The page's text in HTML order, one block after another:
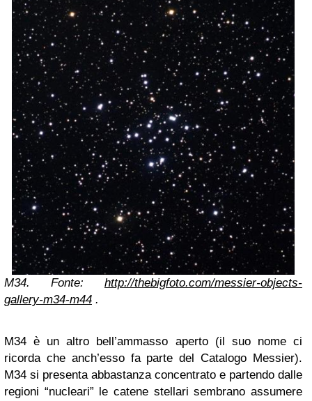
M34. Fonte: http://thebigfoto.com/messier-objects-
gallery-m34-m44 .
M34 è un altro bell’ammasso aperto (il suo nome ci
ricorda che anch’esso fa parte del Catalogo Messier).
M34 si presenta abbastanza concentrato e partendo dalle
regioni “nucleari” le catene stellari sembrano assumere